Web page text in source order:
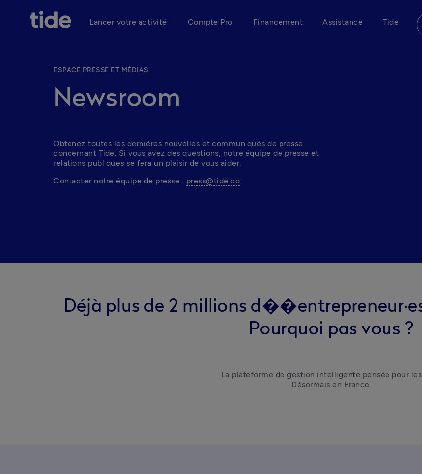
Lancer votre activité Compte Pro Financement Assistance Tide
ESPACE PRESSE ET MÉDIAS
Newsroom
Obtenez toutes les dernières nouvelles et communiqués de presse
concernant Tide. Si vous avez des questions, notre équipe de presse et
relations publiques se fera un plaisir de vous aider.
Contacter notre équipe de presse : press@tide.co
Déjà plus de 2 millions
Pourquoi pas vous ?
La plateforme de gestion intelligente pensée pour les
Désormais en France.